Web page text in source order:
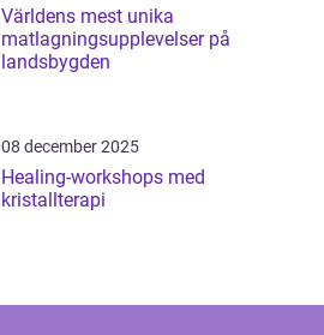
Världens mest unika
matlagningsupplevelser på
landsbygden
08 december 2025
Healing-workshops med
kristallterapi